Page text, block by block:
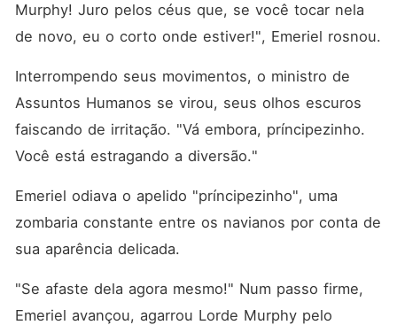
Murphy! Juro pelos céus que, se você tocar nela
Interrompendo seus movimentos, o ministro de
Assuntos Humanos se virou, seus olhos escuros
faiscando de irritação. "Vá embora, príncipezinho.
Você está estragando a diversão."
Emeriel odiava o apelido "príncipezinho", uma
zombaria constante entre os navianos por conta de
sua aparência delicada.
"Se afaste dela agora mesmo!" Num passo firme,
Emeriel avançou, agarrou Lorde Murphy pelo